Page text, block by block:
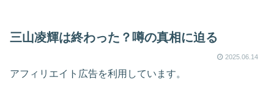
三山凌輝は終わった？噂の真相に迫る
2025.06.14
アフィリエイト広告を利用しています。